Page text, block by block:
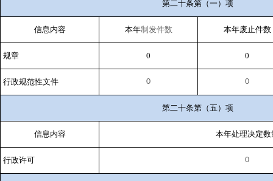
第二十条第（一）项
信息内容 本年制发件数 本年废止件数
规章 0 0
行政规范性文件 0 0
第二十条第（五）项
信息内容 本年处理决定数
行政许可 0